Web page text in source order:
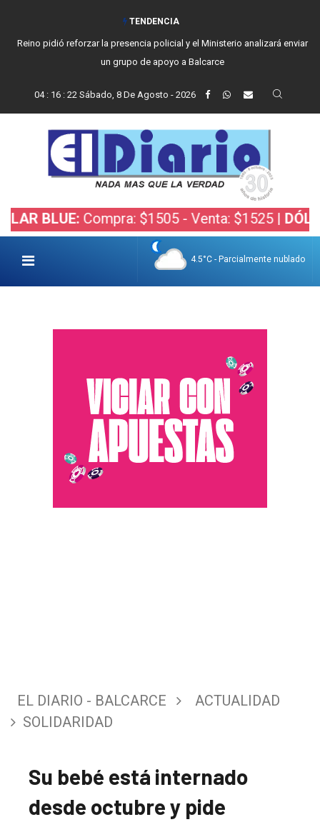
TENDENCIA
Reino pidió reforzar la presencia policial y el Ministerio analizará enviar
un grupo de apoyo a Balcarce
04: 16 : 22 Sábado, 8 De Agosto - 2026
Compra: $1505 - Venta: $1525 |DÓLAR
4.5°C - Parcialmente nublado
EL DIARIO - BALCARCE
ACTUALIDAD
SOLIDARIDAD
Su bebé está internado
desde octubre y pide